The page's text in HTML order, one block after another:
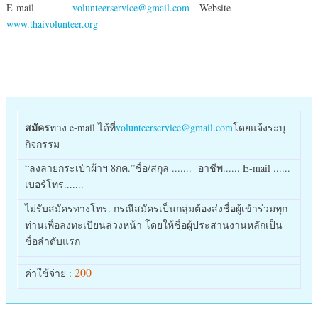
E-mail volunteerservice@gmail.comWebsite
www.thaivolunteer.org
สมัครทาง e-mail ได้ที่volunteerservice@gmail.comโดยแจ้งระบุ
กิจกรรม
“ลงลายกระเป๋าผ้าฯ 8กค.”ชื่อ/สกุล ....... อาชีพ...... E-mail ......
เบอร์โทร.......
ไม่รับสมัครทางโทร. กรณีสมัครเป็นกลุ่มต้องส่งชื่อผู้เข้าร่วมทุก
ท่านเพื่อลงทะเบียนล่วงหน้า โดยให้ชื่อผู้ประสานงานหลักเป็น
ชื่อลำดับแรก
ค่าใช้จ่าย : 200